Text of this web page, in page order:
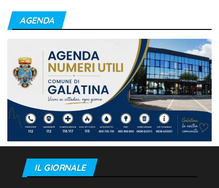
AGENDA
IL GIORNALE